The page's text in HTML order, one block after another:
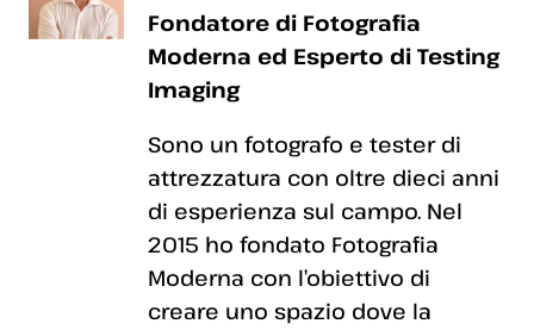
Fondatore di Fotografia
Moderna ed Esperto di Testing
Imaging
Sono un fotografo e tester di
attrezzatura con oltre dieci anni
di esperienza sul campo. Nel
2015 ho fondato Fotografia
Moderna con l’obiettivo di
creare uno spazio dove la